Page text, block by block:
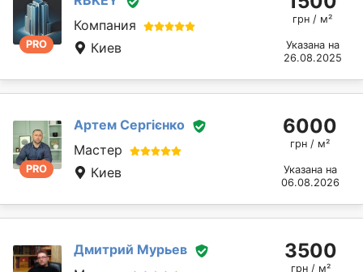
PRO
Компания
Киев
грн / м²
Указана на
26.08.2025
PRO
Артем Сергієнко
Мастер
Киев
6000
грн / м²
Указана на
06.08.2026
Дмитрий Мурьев
3500
грн / м²